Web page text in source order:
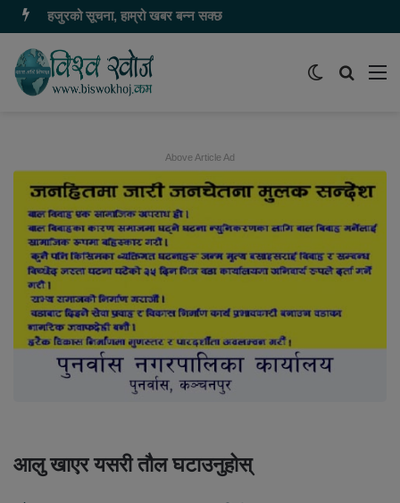
हजुरको सूचना, हाम्रो खबर बन्न सक्छ
समाचार
Switch
Above Article Ad
आलु खाएर यसरी तौल घटाउनुहोस्